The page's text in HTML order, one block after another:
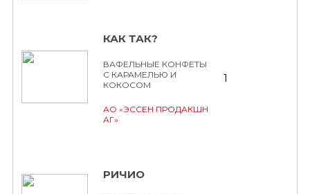
КАК ТАК?
ВАФЕЛЬНЫЕ КОНФЕТЫ
С КАРАМЕЛЬЮ И
КОКОСОМ
АО «ЭССЕН ПРОДАКШН
АГ»
1
РИЧИО